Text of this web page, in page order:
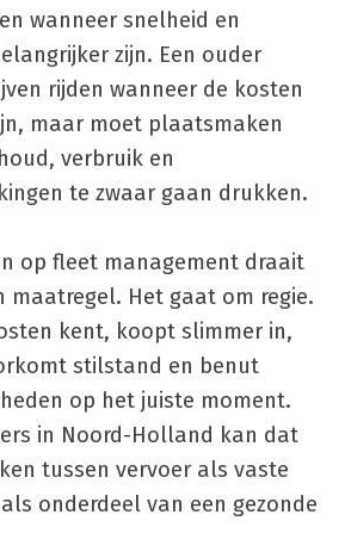
wanneer snelheid en
zijn. Een ouder
rijden wanneer de kosten
maar moet plaatsmaken
verbruik en
te zwaar gaan drukken.
op fleet management draait
maatregel. Het gaat om regie.
kent, koopt slimmer in,
stilstand en benut
op het juiste moment.
in Noord-Holland kan dat
tussen vervoer als vaste
onderdeel van een gezonde